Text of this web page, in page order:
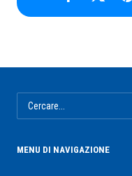
MENU DI NAVIGAZIONE